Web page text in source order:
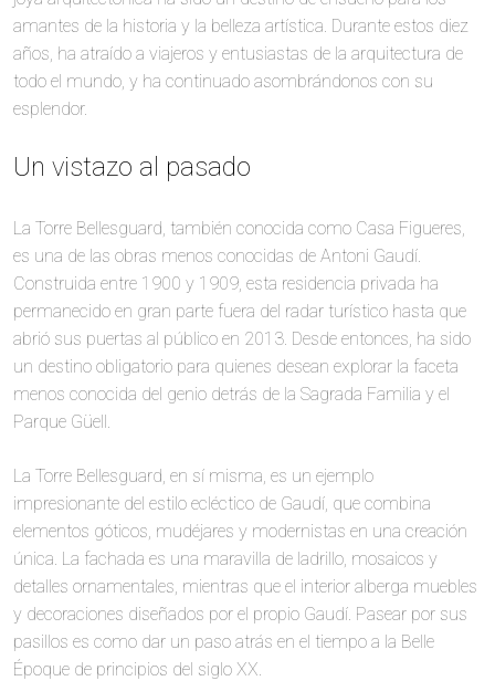
amantes de la historia y la belleza artística. Durante estos diez
años, ha atraído a viajeros y entusiastas de la arquitectura de
todo el mundo, y ha continuado asombrándonos con su
esplendor.
Un vistazo al pasado
La Torre Bellesguard, también conocida como Casa Figueres,
es una de las obras menos conocidas de Antoni Gaudí.
Construida entre 1900 y 1909, esta residencia privada ha
permanecido en gran parte fuera del radar turístico hasta que
abrió sus puertas al público en 2013. Desde entonces, ha sido
un destino obligatorio para quienes desean explorar la faceta
menos conocida del genio detrás de la Sagrada Familia y el
Parque Güell.
La Torre Bellesguard, en sí misma, es un ejemplo
impresionante del estilo ecléctico de Gaudí, que combina
elementos góticos, mudéjares y modernistas en una creación
única. La fachada es una maravilla de ladrillo, mosaicos y
detalles ornamentales, mientras que el interior alberga muebles
y decoraciones diseñados por el propio Gaudí. Pasear por sus
pasillos es como dar un paso atrás en el tiempo a la Belle
Époque de principios del siglo XX.